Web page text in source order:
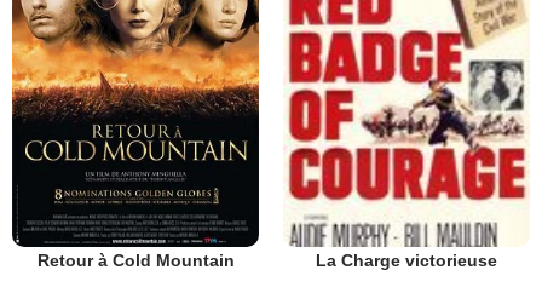
Retour à Cold Mountain La Charge victorieuse